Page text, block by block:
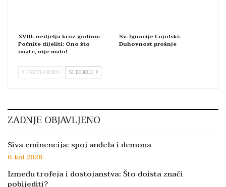
XVIII. nedjelja kroz godinu:
Počnite dijeliti: Ono što
imate, nije malo!
Sv. Ignacije Lojolski:
Duhovnost prošnje
PRETHODNO SLJEDEĆE
ZADNJE OBJAVLJENO
Siva eminencija: spoj anđela i demona
6. kol 2026.
Između trofeja i dostojanstva: Što doista znači
pobijediti?